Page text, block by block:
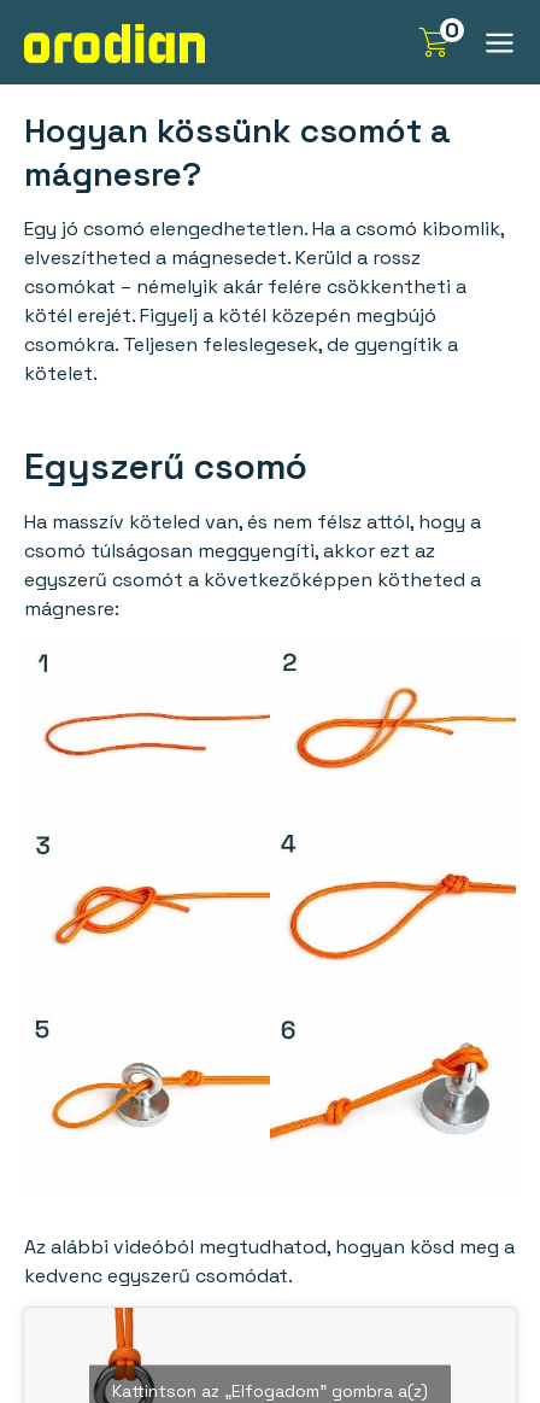
content
0
Hogyan kössünk csomót a
mágnesre?
Egy jó csomó elengedhetetlen. Ha a csomó kibomlik,
elveszítheted a mágnesedet. Kerüld a rossz
csomókat – némelyik akár felére csökkentheti a
kötél erejét. Figyelj a kötél közepén megbújó
csomókra. Teljesen feleslegesek, de gyengítik a
kötelet.
Egyszerű csomó
Ha masszív köteled van, és nem félsz attól, hogy a
csomó túlságosan meggyengíti, akkor ezt az
egyszerű csomót a következőképpen kötheted a
mágnesre:
Az alábbi videóból megtudhatod, hogyan kösd meg a
kedvenc egyszerű csomódat.
Kattintson az „Elfogadom” gombra a(z)